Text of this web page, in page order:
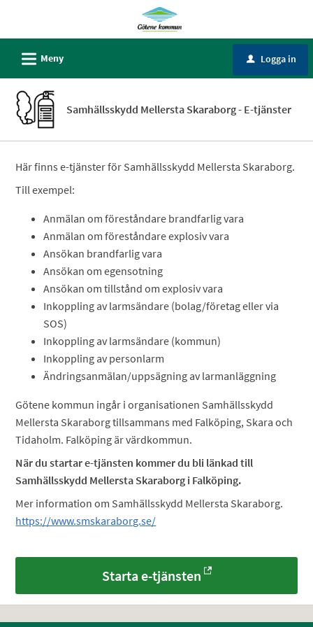
Självservice
Götene
kommun
L Meny u Logga in
Samhällsskydd Mellersta Skaraborg - E-tjänster
Här finns e-tjänster för Samhällsskydd Mellersta Skaraborg.
Till exempel:
Anmälan om föreståndare brandfarlig vara
Anmälan om föreståndare explosiv vara
Ansökan brandfarlig vara
Ansökan om egensotning
Ansökan om tillstånd om explosiv vara
Inkoppling av larmsändare (bolag/företag eller via
SOS)
Inkoppling av larmsändare (kommun)
Inkoppling av personlarm
Ändringsanmälan/uppsägning av larmanläggning
Götene kommun ingår i organisationen Samhällsskydd
Mellersta Skaraborg tillsammans med Falköping, Skara och
Tidaholm. Falköping är värdkommun.
När du startar e-tjänsten kommer du bli länkad till
Samhällsskydd Mellersta Skaraborg i Falköping.
Mer information om Samhällsskydd Mellersta Skaraborg.
https://www.smskaraborg.se/
Starta e-tjänsten